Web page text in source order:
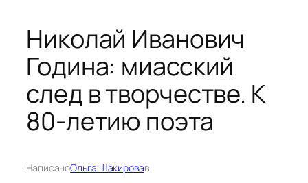
Николай Иванович
Година: миасский
след в творчестве. К
80-летию поэта
НаписаноОльга Шакировав